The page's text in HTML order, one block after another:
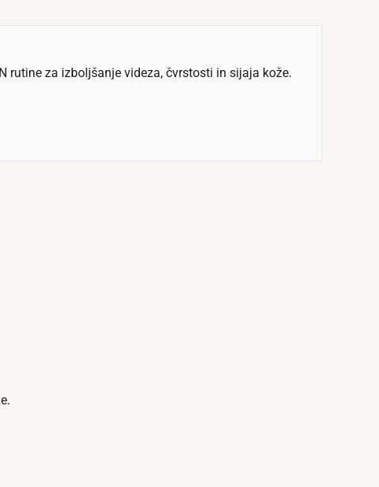
rutine za izboljšanje videza, čvrstosti in sijaja kože.